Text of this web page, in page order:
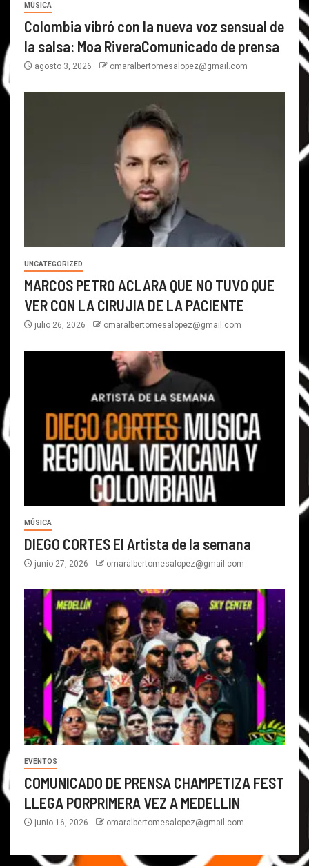
MÚSICA
Colombia vibró con la nueva voz sensual de
la salsa: Moa RiveraComunicado de prensa
agosto 3, 2026 omaralbertomesalopez@gmail.com
UNCATEGORIZED
MARCOS PETRO ACLARA QUE NO TUVO QUE
VER CON LA CIRUJIA DE LA PACIENTE
julio 26, 2026 omaralbertomesalopez@gmail.com
MÚSICA
DIEGO CORTES El Artista de la semana
junio 27, 2026 omaralbertomesalopez@gmail.com
EVENTOS
COMUNICADO DE PRENSA CHAMPETIZA FEST
LLEGA PORPRIMERA VEZ A MEDELLIN
junio 16, 2026 omaralbertomesalopez@gmail.com